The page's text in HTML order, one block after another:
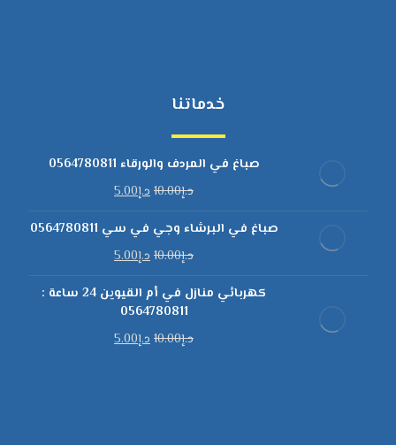
خدماتنا
صباغ في المردف والورقاء 0564780811
د.إ10.00د.إ5.00
صباغ في البرشاء وجي في سي 0564780811
د.إ10.00د.إ5.00
كهربائي منازل في أم القيوين 24 ساعة :
0564780811
د.إ10.00د.إ5.00